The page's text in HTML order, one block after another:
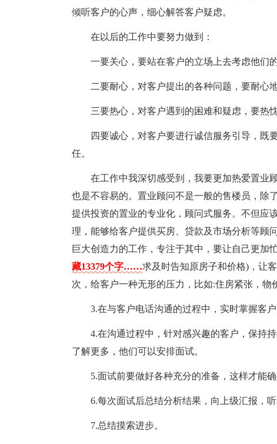
倾听客户的心声，细心解答客户疑虑。
在以后的工作中要努力做到：
一要关心，要站在客户的立场上去考虑他们
二要耐心，对客户提出的各种问题，要耐心
三要热心，对客户遇到的困难和疑虑，要热
四要诚心，对客户要进行诚信服务引导，既
任。
在工作中我深切感受到，我要更加热爱置业
也是不容易的。置业顾问不是一般的售楼员，除
提供投资的置业的专业化，顾问式服务。不但应
理，能够给客户提供买房、贷款及市场分析等顾
巨大创造力的工作，专注于其中，要让自己更加
藏13379个字……求及时告知原房子和价格)，让
次，给客户一种无形的压力，比如:住房紧张，物
3.在与客户电话沟通的过程中，实时掌握客
4.在沟通过程中，针对感兴趣的客户，保持
了解更多，他们可以安排面试。
5.面试前要做好各种充分的准备，这样才能
6.每次面试后总结分析结果，向上级汇报，
7.总结摸索进步。